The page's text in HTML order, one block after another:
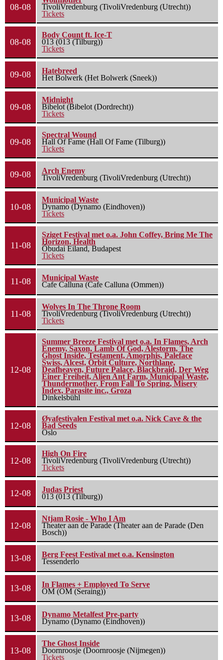
08-08
TivoliVredenburg (TivoliVredenburg (Utrecht))
Tickets
08-08
Body Count ft. Ice-T
013 (013 (Tilburg))
Tickets
09-08
Hatebreed
Het Bolwerk (Het Bolwerk (Sneek))
09-08
Midnight
Bibelot (Bibelot (Dordrecht))
Tickets
09-08
Spectral Wound
Hall Of Fame (Hall Of Fame (Tilburg))
Tickets
09-08
Arch Enemy
TivoliVredenburg (TivoliVredenburg (Utrecht))
10-08
Municipal Waste
Dynamo (Dynamo (Eindhoven))
Tickets
11-08
Sziget Festival met o.a. John Coffey, Bring Me The
Horizon, Health
Óbudai Eiland, Budapest
Tickets
11-08
Municipal Waste
Cafe Calluna (Cafe Calluna (Ommen))
11-08
Wolves In The Throne Room
TivoliVredenburg (TivoliVredenburg (Utrecht))
Tickets
12-08
Summer Breeze Festival met o.a. In Flames, Arch
Enemy, Saxon, Lamb Of God, Alestorm, The
Ghost Inside, Testament, Amorphis, Paleface
Swiss, Alcest, Orbit Culture, Northlane,
Deafheaven, Future Palace, Blackbraid, Der Weg
Einer Freiheit, Alien Ant Farm, Municipal Waste,
Thundermother, From Fall To Spring, Misery
Index, Parasite inc., Groza
Dinkelsbühl
12-08
Øyafestivalen Festival met o.a. Nick Cave & the
Bad Seeds
Oslo
12-08
High On Fire
TivoliVredenburg (TivoliVredenburg (Utrecht))
Tickets
12-08
Judas Priest
013 (013 (Tilburg))
12-08
Ntjam Rosie - Who I Am
Theater aan de Parade (Theater aan de Parade (Den
Bosch))
13-08
Berg Feest Festival met o.a. Kensington
Tessenderlo
13-08
In Flames + Employed To Serve
OM (OM (Seraing))
13-08
Dynamo Metalfest Pre-party
Dynamo (Dynamo (Eindhoven))
13-08
The Ghost Inside
Doornroosje (Doornroosje (Nijmegen))
Tickets